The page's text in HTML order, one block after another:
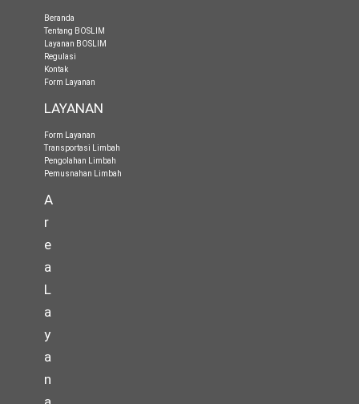
Beranda
Tentang BOSLIM
Layanan BOSLIM
Regulasi
Kontak
Form Layanan
LAYANAN
Form Layanan
Transportasi Limbah
Pengolahan Limbah
Pemusnahan Limbah
A
r
e
a
L
a
y
a
n